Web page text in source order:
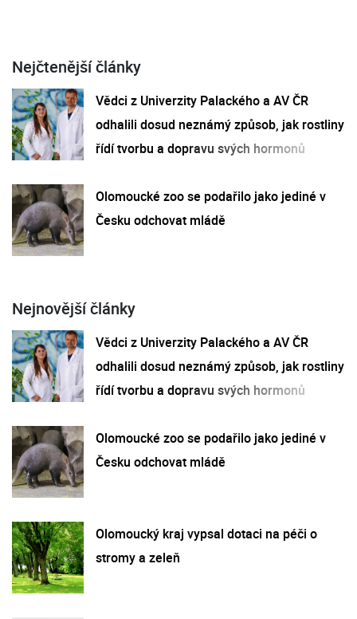
Nejčtenější články
Vědci z Univerzity Palackého a AV ČR
odhalili dosud neznámý způsob, jak rostliny
řídí tvorbu a dopravu svých hormonů
Olomoucké zoo se podařilo jako jediné v
Česku odchovat mládě
Nejnovější články
Vědci z Univerzity Palackého a AV ČR
odhalili dosud neznámý způsob, jak rostliny
řídí tvorbu a dopravu svých hormonů
Olomoucké zoo se podařilo jako jediné v
Česku odchovat mládě
Olomoucký kraj vypsal dotaci na péči o
stromy a zeleň